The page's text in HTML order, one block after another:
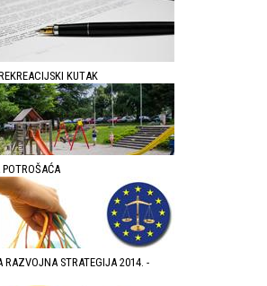
KUTAK
RAZVOJNA STRATEGIJA 2014. -